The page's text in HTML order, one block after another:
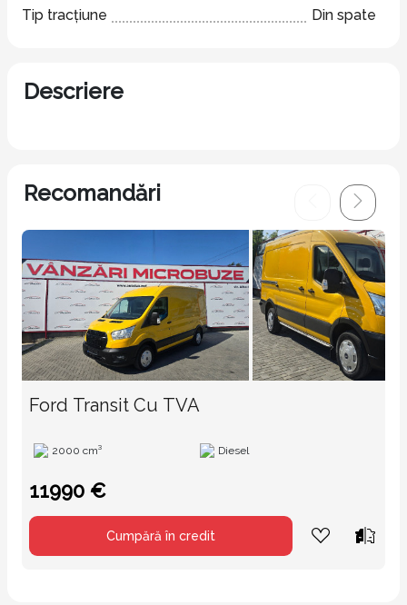
Tip tracțiune
Din spate
Descriere
Recomandări
Ford Transit Cu TVA
2000 cm³ Diesel
11990 €
Cumpără în credit